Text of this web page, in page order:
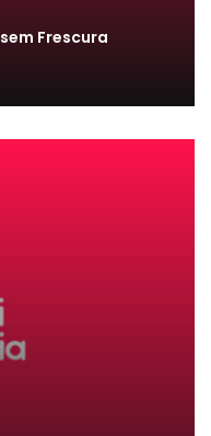
sem Frescura